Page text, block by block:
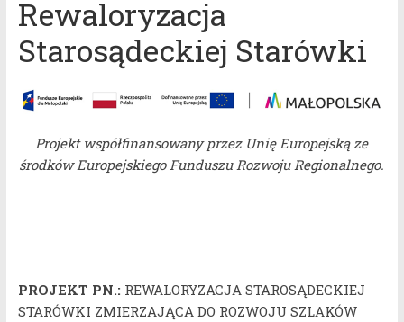
Rewaloryzacja
Starosądeckiej Starówki
Projekt współfinansowany przez Unię Europejską ze
środków Europejskiego Funduszu Rozwoju Regionalnego.
PROJEKT PN.: REWALORYZACJA STAROSĄDECKIEJ
STARÓWKI ZMIERZAJĄCA DO ROZWOJU SZLAKÓW